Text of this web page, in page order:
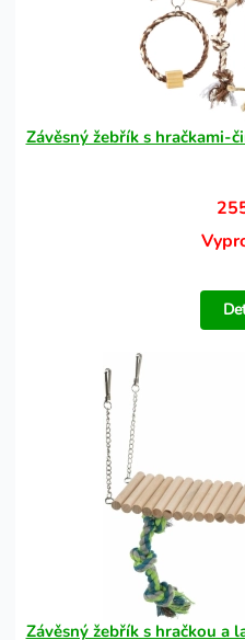
Závěsný žebřík s hračkami-
Závěsný žebřík s hračkou a